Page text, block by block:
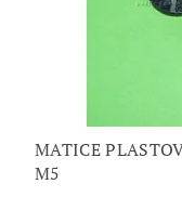
MATICE
M5